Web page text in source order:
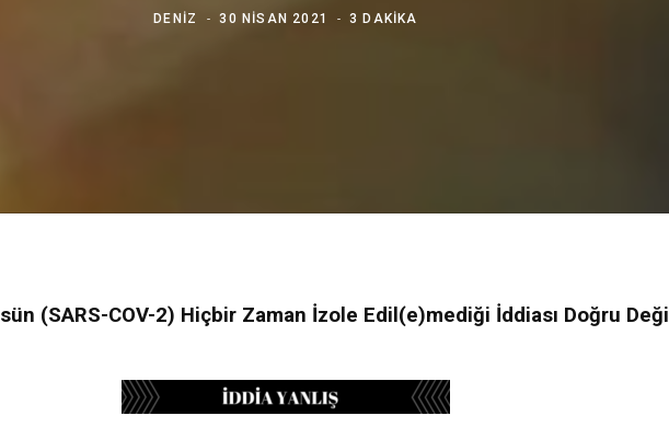
DENIZ 30 NISAN 2021 3 DAKIKA
(SARS-COV-2) Hiçbir Zaman İzole Edil(e)mediği İddiası Doğru Değil